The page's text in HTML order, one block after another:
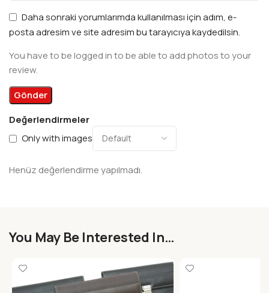
Değerlendirmeler
Only with images
Henüz değerlendirme yapılmadı.
Daha sonraki yorumlarımda kullanılması için adım, e-
posta adresim ve site adresim bu tarayıcıya kaydedilsin.
You have to be logged in to be able to add photos to your
review.
You May Be Interested In…